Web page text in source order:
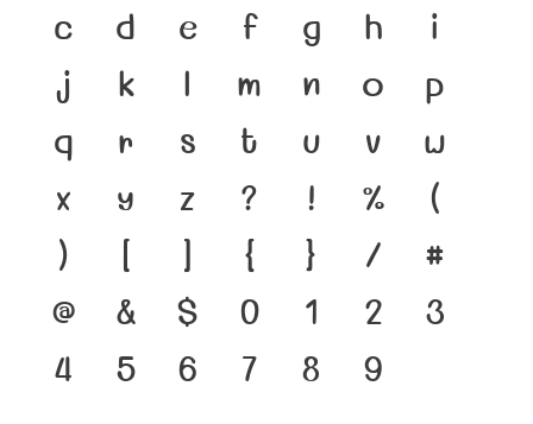
c
d e f g h
i
j
k l m n o
p
q
r s t u v
w
x
y z ? ! %
(
)
[ ] { } /
#
@
& $ 0 1 2
3
4
5 6 7 8 9